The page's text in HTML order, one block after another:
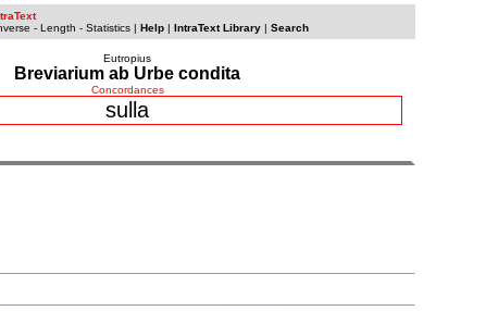
- Length - Statistics| Help| IntraText Library| Search
Eutropius
Breviarium ab Urbe condita
Concordances
sulla